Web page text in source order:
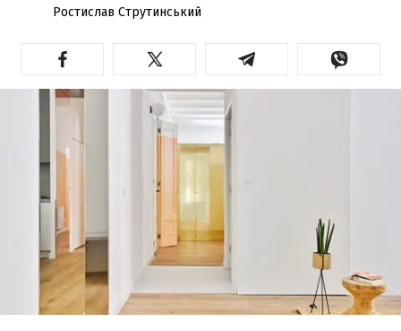
Ростислав Струтинський